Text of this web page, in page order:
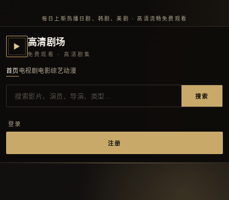
每日上新热播日剧、韩剧、美剧 · 高清流畅免费观看
▶ 高清剧场
免费观看 · 高清剧集
首页电视剧 电影综艺动漫
搜索
登录
注册